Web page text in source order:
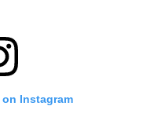
Instagram